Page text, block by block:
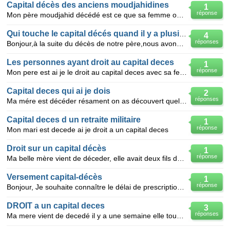
1
réponse
Capital décès des anciens moudjahidines
4
réponses
1
réponse
Les personnes ayant droit au capital deces
2
réponses
Capital deces qui ai je dois
1
réponse
Capital deces d un retraite militaire
Mon mari est decede ai je droit a un capital deces
1
réponse
Droit sur un capital décès
1
réponse
Versement capital-décès
3
réponses
DROIT a un capital deces